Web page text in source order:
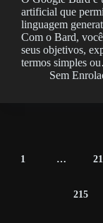
artificial que
linguagem
Com o Bard,
seus objetivos,
termos simples
Sem
1 …
215